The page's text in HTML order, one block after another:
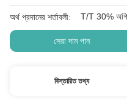
অর্থ প্রদানের শর্তাবলী: T/T 30%
সেরা দাম পান
বিস্তারিত তথ্য